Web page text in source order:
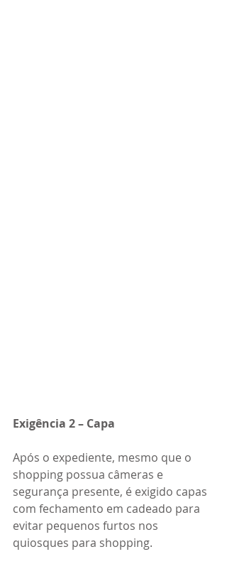
Exigência 2 – Capa
Após o expediente, mesmo que o
shopping possua câmeras e
segurança presente, é exigido capas
com fechamento em cadeado para
evitar pequenos furtos nos
quiosques para shopping.